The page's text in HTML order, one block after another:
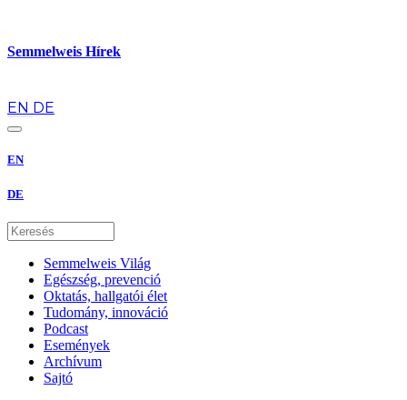
Semmelweis Hírek
EN DE
EN
DE
Semmelweis Világ
Egészség, prevenció
Oktatás, hallgatói élet
Tudomány, innováció
Podcast
Események
Archívum
Sajtó